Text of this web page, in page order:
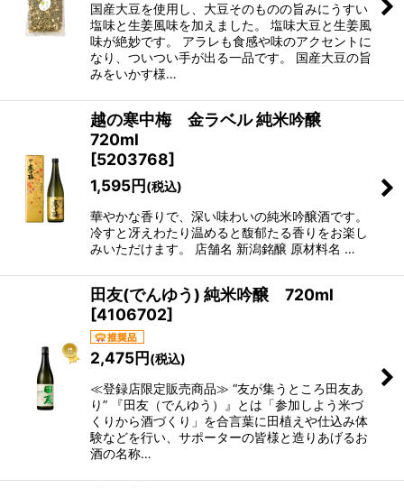
国産大豆を使用し、大豆そのものの旨みにうすい
塩味と生姜風味を加えました。 塩味大豆と生姜風
味が絶妙です。 アラレも食感や味のアクセントに
なり、ついつい手が出る一品です。 国産大豆の旨
みをいかす様…
越の寒中梅 金ラベル 純米吟醸
720ml
[5203768]
1,595円(税込)
華やかな香りで、深い味わいの純米吟醸酒です。
冷すと冴えわたり温めると馥郁たる香りをお楽し
みいただけます。 店舗名 新潟銘醸 原材料名 …
田友(でんゆう) 純米吟醸 720ml
[4106702]
2,475円(税込)
≪登録店限定販売商品≫ “友が集うところ田友あ
り” 『田友（でんゆう）』とは「参加しよう米づ
くりから酒づくり」を合言葉に田植えや仕込み体
験などを行い、サポーターの皆様と造りあげるお
酒の名称…